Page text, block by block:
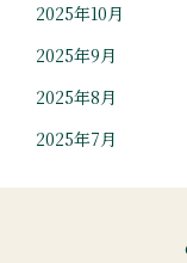
2025年10月
2025年9月
2025年8月
2025年7月